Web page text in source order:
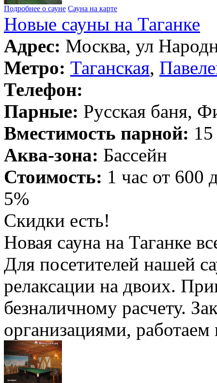
Подробнее о сауне Сауна на карте
Новые сауны на Таганке
Адрес: Москва, ул
Метро: Таганская,
Телефон:
Парные: Русская баня,
Вместимость парной:
Аква-зона: Бассейн
Стоимость: 1 час от 600
5%
Скидки есть!
Новая сауна на Таганке
Для посетителей нашей
релаксации на двоих.
безналичному расчету.
организациями,